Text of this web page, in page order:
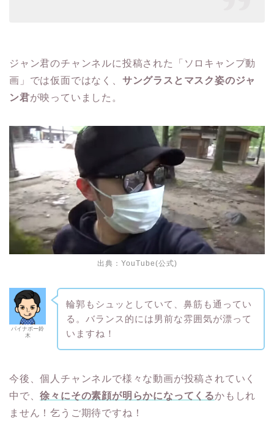
ジャン君のチャンネルに投稿された「ソロキャンプ動
画」では仮面ではなく、 サングラスとマスク姿のジャ
ン君が映っていました。
出典：YouTube(公式)
パイナポー鈴
木
輪郭もシュッとしていて、鼻筋も通ってい
る。バランス的には男前な雰囲気が漂って
いますね！
今後、個人チャンネルで様々な動画が投稿されていく
中で、徐々にその素顔が明らかになってくるかもしれ
ません！乞うご期待ですね！